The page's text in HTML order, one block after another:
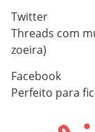
Twitter
Threads com
zoeira)
Facebook
Perfeito para